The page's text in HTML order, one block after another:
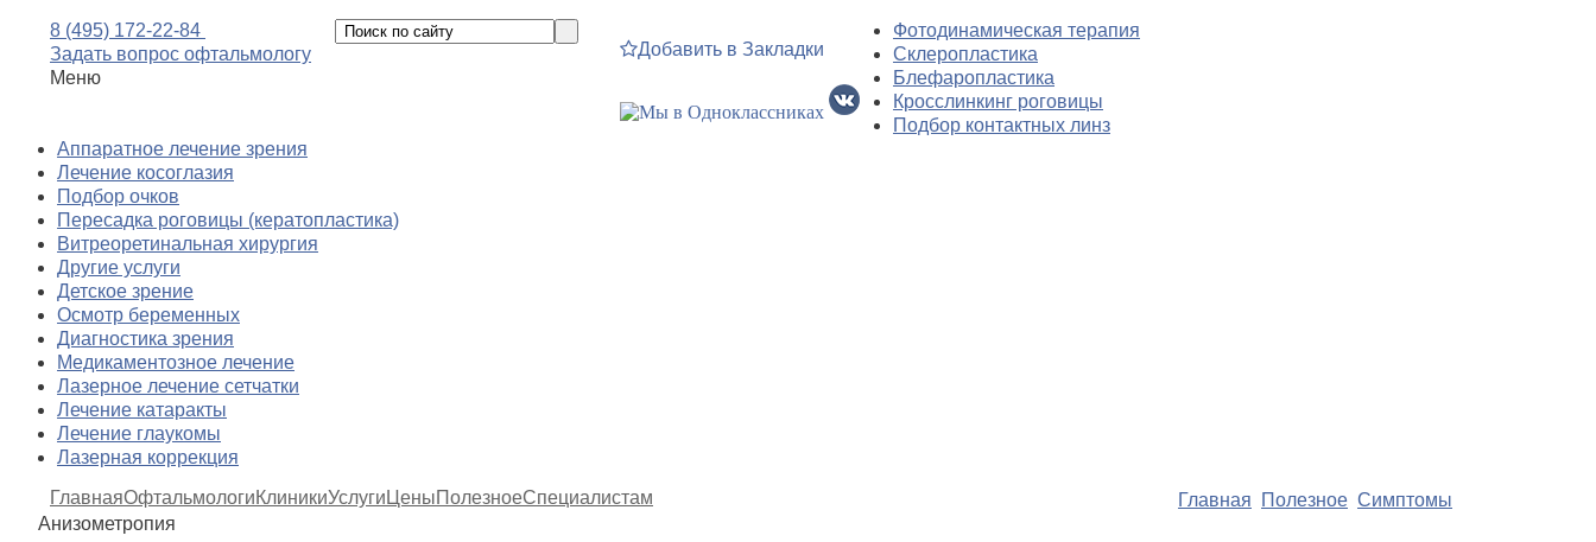
8 (495) 172-22-84
Задать вопрос офтальмологу
Меню
Добавить в Закладки
Фотодинамическая терапия
Склеропластика
Блефаропластика
Кросслинкинг роговицы
Подбор контактных линз
Аппаратное лечение зрения
Лечение косоглазия
Подбор очков
Пересадка роговицы (кератопластика)
Витреоретинальная хирургия
Другие услуги
Детское зрение
Осмотр беременных
Диагностика зрения
Медикаментозное лечение
Лазерное лечение сетчатки
Лечение катаракты
Лечение глаукомы
Лазерная коррекция
ГлавнаяОфтальмологиКлиникиУслуги ЦеныПолезноеСпециалистам Главная Полезное Симптомы
Анизометропия